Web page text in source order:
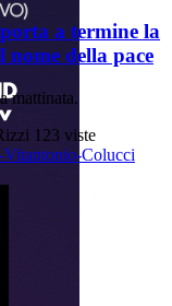
a termine la
della pace
mattinata.
123 viste
Vitantonio-Colucci